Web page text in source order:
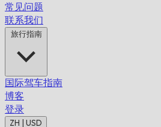
常见问题
联系我们
旅行指南
国际驾车指南
博客
登录
ZH | USD